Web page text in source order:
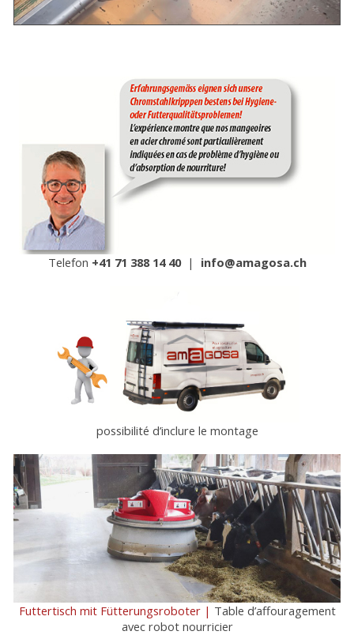
Telefon +41 71 388 14 40| info@amagosa.ch
possibilité d’inclure le montage
Futtertisch mit Fütterungsroboter | Table d’affouragement
avec robot nourricier